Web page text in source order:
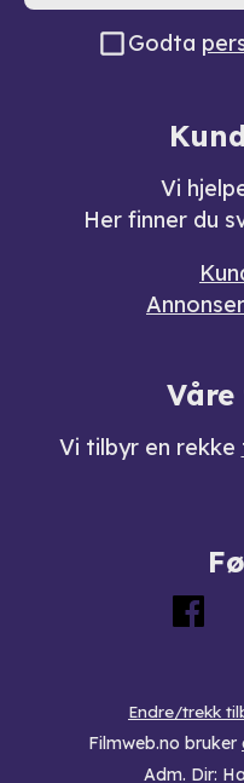
Godta
Vi
Her finner du
Vi tilbyr en rekke
Endre/trekk
Filmweb.no bruker
Adm. Dir: